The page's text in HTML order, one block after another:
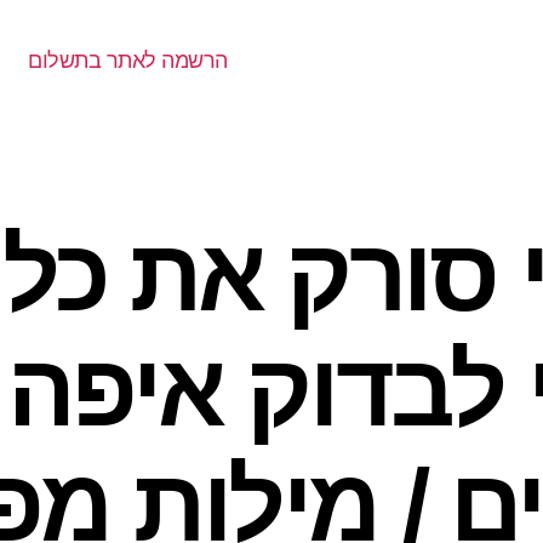
הרשמה לאתר בתשלום
סורק את
לבדוק
/ מילות